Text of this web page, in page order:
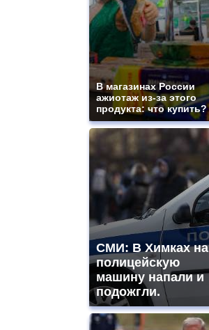
В магазинах России
ажиотаж из-за этого
продукта: что купить?
СМИ: В Химках на
полицейскую
машину напали и
подожгли.